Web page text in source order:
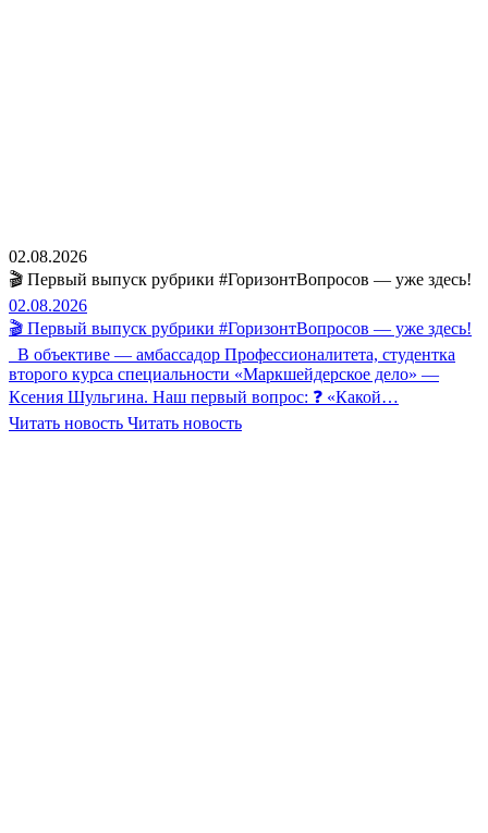
02.08.2026
🎬 Первый выпуск рубрики #ГоризонтВопросов — уже здесь!
02.08.2026
🎬 Первый выпуск рубрики #ГоризонтВопросов — уже здесь!
В объективе — амбассадор Профессионалитета, студентка
второго курса специальности «Маркшейдерское дело» —
Ксения Шульгина. Наш первый вопрос: ❓ «Какой…
Читать новость Читать новость